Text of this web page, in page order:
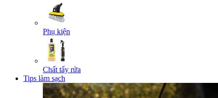
Phụ kiện
Chất tẩy rửa
Tips làm sạch